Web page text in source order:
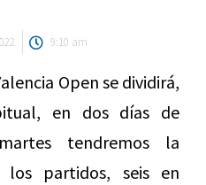
9:10 am
Open se dividirá,
en dos días de
tendremos la
partidos, seis en